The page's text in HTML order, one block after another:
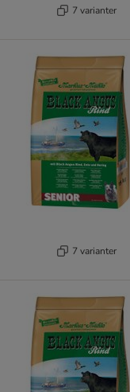
7 varianter
7 varianter